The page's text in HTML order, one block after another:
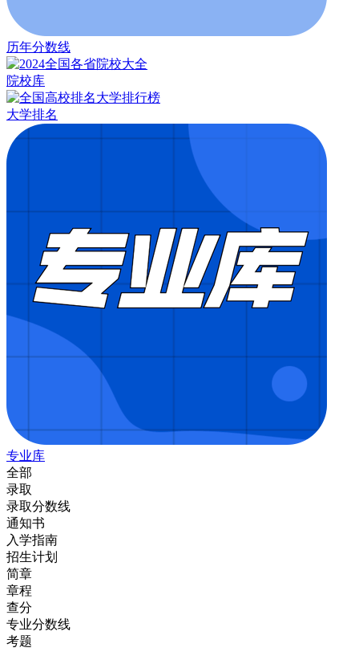
历年分数线
院校库
大学排名
专业库
全部
录取
录取分数线
通知书
入学指南
招生计划
简章
章程
查分
专业分数线
考题